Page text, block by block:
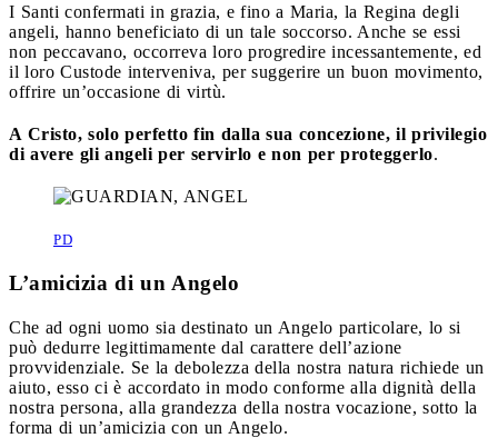
I Santi confermati in grazia, e fino a Maria, la Regina degli
angeli, hanno beneficiato di un tale soccorso. Anche se essi
non peccavano, occorreva loro progredire incessantemente, ed
il loro Custode interveniva, per suggerire un buon movimento,
offrire un’occasione di virtù.
A Cristo, solo perfetto fin dalla sua concezione, il privilegio
di avere gli angeli per servirlo e non per proteggerlo.
PD
L’amicizia di un Angelo
Che ad ogni uomo sia destinato un Angelo particolare, lo si
può dedurre legittimamente dal carattere dell’azione
provvidenziale. Se la debolezza della nostra natura richiede un
aiuto, esso ci è accordato in modo conforme alla dignità della
nostra persona, alla grandezza della nostra vocazione, sotto la
forma di un’amicizia con un Angelo.